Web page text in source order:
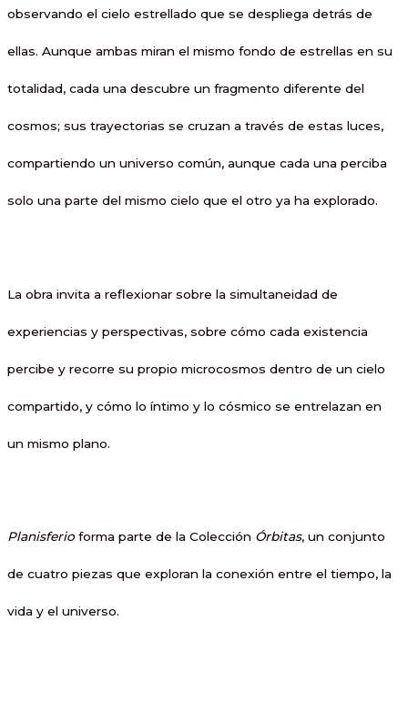
observando el cielo estrellado que se despliega detrás de
ellas. Aunque ambas miran el mismo fondo de estrellas en su
totalidad, cada una descubre un fragmento diferente del
cosmos; sus trayectorias se cruzan a través de estas luces,
compartiendo un universo común, aunque cada una perciba
solo una parte del mismo cielo que el otro ya ha explorado.
La obra invita a reflexionar sobre la simultaneidad de
experiencias y perspectivas, sobre cómo cada existencia
percibe y recorre su propio microcosmos dentro de un cielo
compartido, y cómo lo íntimo y lo cósmico se entrelazan en
un mismo plano.
Planisferioforma parte de la Colección Órbitas, un conjunto
de cuatro piezas que exploran la conexión entre el tiempo, la
vida y el universo.